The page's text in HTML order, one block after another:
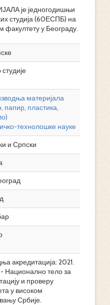
је једногодишњи
студија (60ЕСПБ) на
у Београду.
материјала
папир, пластика,
технолошке науке
и Српски
акредитација: 2021.
Национално тело за
и проверу
у високом
Србије.